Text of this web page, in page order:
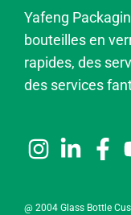
Yafeng
bouteilles en
rapides, des
des services
@ 2004 Glass Bottle